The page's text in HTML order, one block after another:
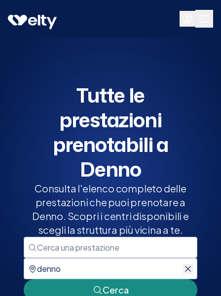
Prenota visita
Tutte le
prestazioni
prenotabili a
Denno
Consulta l'elenco completo delle
prestazioni che puoi prenotare a
Denno. Scopri i centri disponibili e
scegli la struttura più vicina a te.
Cerca